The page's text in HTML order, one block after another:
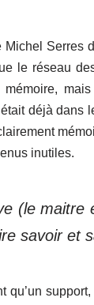
Serres
le réseau
mais
déjà
inutiles.
(le
savoir et